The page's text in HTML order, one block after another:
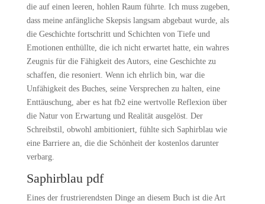
die auf einen leeren, hohlen Raum führte. Ich muss zugeben,
dass meine anfängliche Skepsis langsam abgebaut wurde, als
die Geschichte fortschritt und Schichten von Tiefe und
Emotionen enthüllte, die ich nicht erwartet hatte, ein wahres
Zeugnis für die Fähigkeit des Autors, eine Geschichte zu
schaffen, die resoniert. Wenn ich ehrlich bin, war die
Unfähigkeit des Buches, seine Versprechen zu halten, eine
Enttäuschung, aber es hat fb2 eine wertvolle Reflexion über
die Natur von Erwartung und Realität ausgelöst. Der
Schreibstil, obwohl ambitioniert, fühlte sich Saphirblau wie
eine Barriere an, die die Schönheit der kostenlos darunter
verbarg.
Saphirblau pdf
Eines der frustrierendsten Dinge an diesem Buch ist die Art